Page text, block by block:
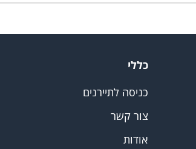
כללי
כניסה לתיירנים
צור קשר
אודות